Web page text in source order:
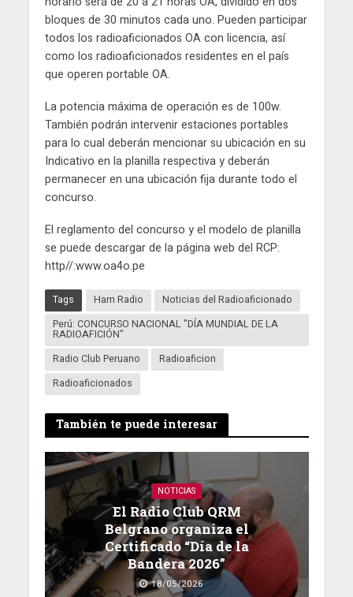
bloques de 30 minutos cada uno. Pueden participar
todos los radioaficionados OA con licencia, así
como los radioaficionados residentes en el país
que operen portable OA.
La potencia máxima de operación es de 100w.
También podrán intervenir estaciones portables
para lo cual deberán mencionar su ubicación en su
Indicativo en la planilla respectiva y deberán
permanecer en una ubicación fija durante todo el
concurso.
El reglamento del concurso y el modelo de planilla
se puede descargar de la página web del RCP:
http//:www.oa4o.pe
Tags Ham Radio
Noticias del Radioaficionado
Perú: CONCURSO NACIONAL "DÍA MUNDIAL DE LA
RADIOAFICIÓN"
Radio Club Peruano
Radioaficion
Radioaficionados
También te puede interesar
NOTICIAS
El Radio Club QRM
Belgrano organiza el
Certificado “Día de la
Bandera 2026”
18/05/2026